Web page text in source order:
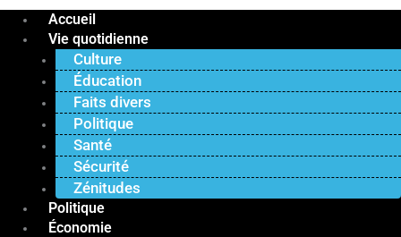
Accueil
Vie quotidienne
Culture
Éducation
Faits divers
Politique
Santé
Sécurité
Zénitudes
Politique
Économie